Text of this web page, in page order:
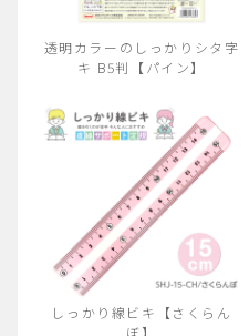
透明カラーのしっかりシタ字
キ B5判【パイン】
しっかり線ビキ【さくらん